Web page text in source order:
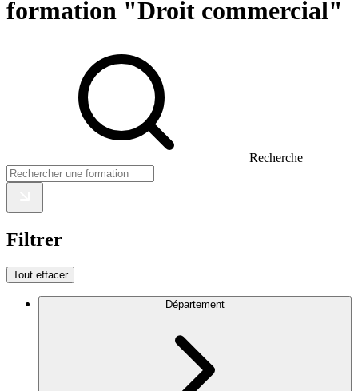
formation "Droit commercial"
Recherche
Filtrer
Tout effacer
Département